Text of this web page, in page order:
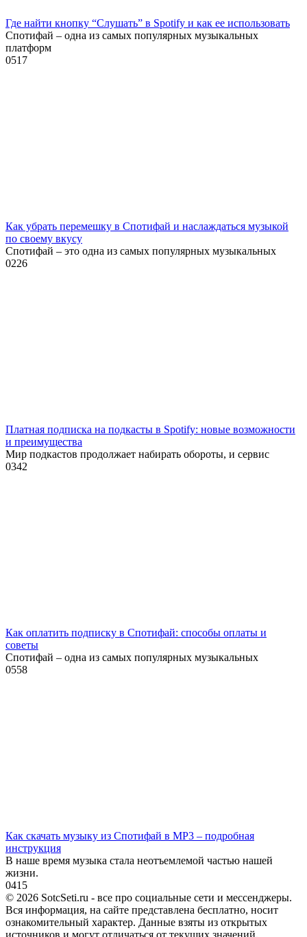
Где найти кнопку “Слушать” в Spotify и как ее использовать
Спотифай – одна из самых популярных музыкальных
платформ
0517
Как убрать перемешку в Спотифай и наслаждаться музыкой
по своему вкусу
Спотифай – это одна из самых популярных музыкальных
0226
Платная подписка на подкасты в Spotify: новые возможности
и преимущества
Мир подкастов продолжает набирать обороты, и сервис
0342
Как оплатить подписку в Спотифай: способы оплаты и
советы
Спотифай – одна из самых популярных музыкальных
0558
Как скачать музыку из Спотифай в MP3 – подробная
инструкция
В наше время музыка стала неотъемлемой частью нашей
жизни.
0415
© 2026 SotcSeti.ru - все про социальные сети и мессенджеры.
Вся информация, на сайте представлена бесплатно, носит
ознакомительный характер. Данные взяты из открытых
источников и могут отличаться от текущих значений.